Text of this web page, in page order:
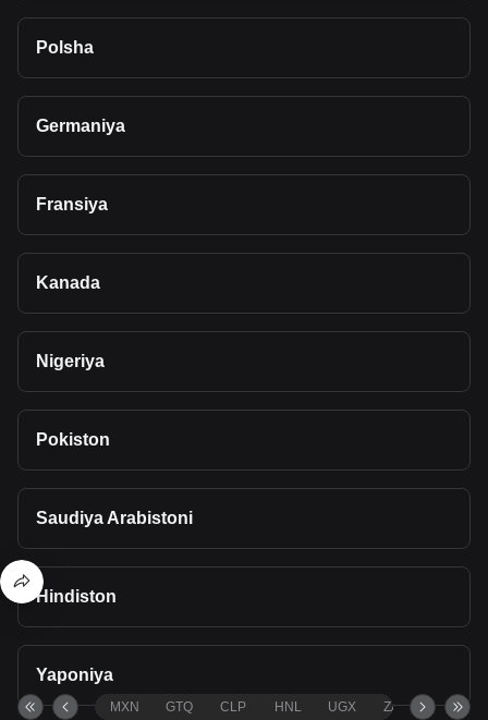
Polsha
Germaniya
Fransiya
Kanada
Nigeriya
Pokiston
Saudiya Arabistoni
Hindiston
Yaponiya
MXN GTQ CLP HNL UGX ZAR TND